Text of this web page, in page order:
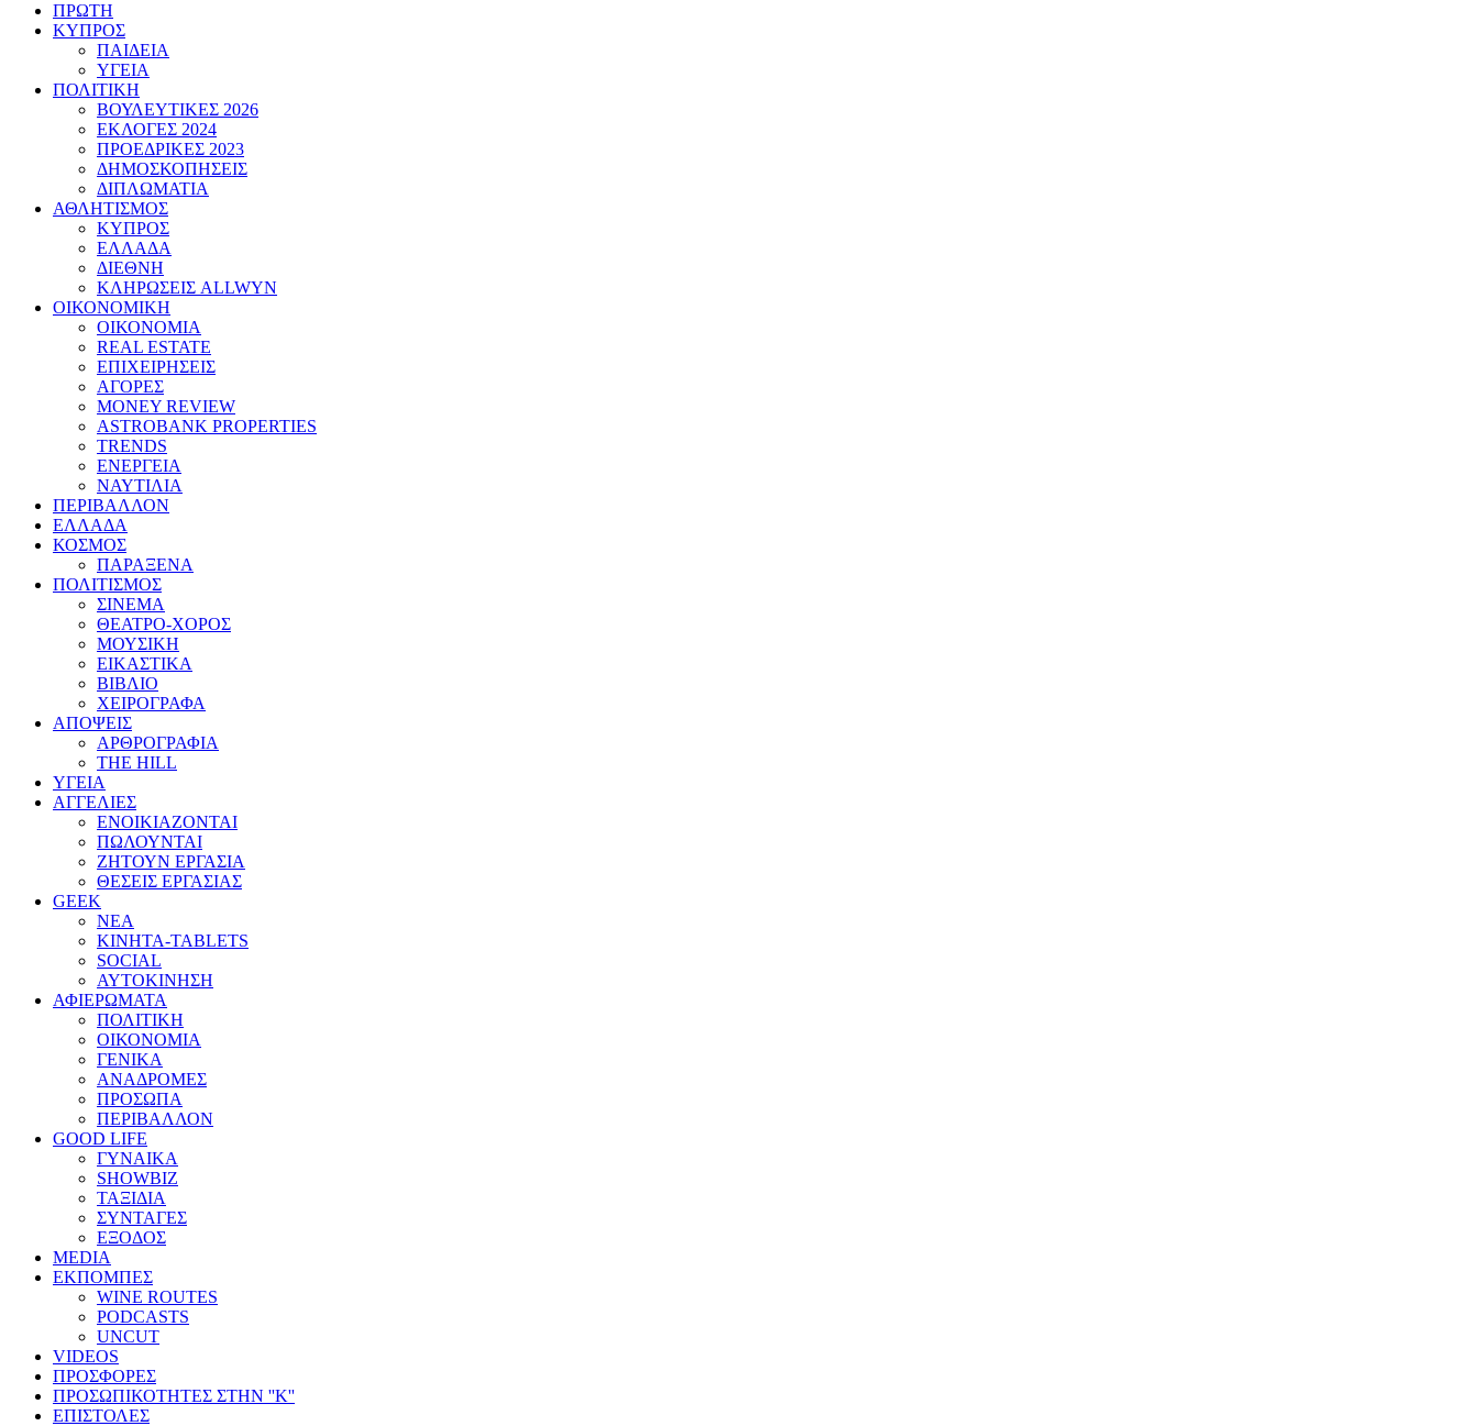
ΠΡΩΤΗ
ΚΥΠΡΟΣ
ΠΑΙΔΕΙΑ
ΥΓΕΙΑ
ΠΟΛΙΤΙΚΗ
ΒΟΥΛΕΥΤΙΚΕΣ 2026
ΕΚΛΟΓΕΣ 2024
ΠΡΟΕΔΡΙΚΕΣ 2023
ΔΗΜΟΣΚΟΠΗΣΕΙΣ
ΔΙΠΛΩΜΑΤΙΑ
ΑΘΛΗΤΙΣΜΟΣ
ΚΥΠΡΟΣ
ΕΛΛΑΔΑ
ΔΙΕΘΝΗ
ΚΛΗΡΩΣΕΙΣ ALLWYN
ΟΙΚΟΝΟΜΙΚΗ
ΟΙΚΟΝΟΜΙΑ
REAL ESTATE
ΕΠΙΧΕΙΡΗΣΕΙΣ
ΑΓΟΡΕΣ
MONEY REVIEW
ASTROBANK PROPERTIES
TRENDS
ΕΝΕΡΓΕΙΑ
ΝΑΥΤΙΛΙΑ
ΠΕΡΙΒΑΛΛΟΝ
ΕΛΛΑΔΑ
ΚΟΣΜΟΣ
ΠΑΡΑΞΕΝΑ
ΠΟΛΙΤΙΣΜΟΣ
ΣΙΝΕΜΑ
ΘΕΑΤΡΟ-ΧΟΡΟΣ
ΜΟΥΣΙΚΗ
ΕΙΚΑΣΤΙΚΑ
ΒΙΒΛΙΟ
ΧΕΙΡΟΓΡΑΦΑ
ΑΠΟΨΕΙΣ
ΑΡΘΡΟΓΡΑΦΙΑ
THE HILL
ΥΓΕΙΑ
ΑΓΓΕΛΙΕΣ
ΕΝΟΙΚΙΑΖΟΝΤΑΙ
ΠΩΛΟΥΝΤΑΙ
ΖΗΤΟΥΝ ΕΡΓΑΣΙΑ
ΘΕΣΕΙΣ ΕΡΓΑΣΙΑΣ
GEEK
ΝΕΑ
ΚΙΝΗΤΑ-TABLETS
SOCIAL
ΑΥΤΟΚΙΝΗΣΗ
ΑΦΙΕΡΩΜΑΤΑ
ΠΟΛΙΤΙΚΗ
ΟΙΚΟΝΟΜΙΑ
ΓΕΝΙΚΑ
ΑΝΑΔΡΟΜΕΣ
ΠΡΟΣΩΠΑ
ΠΕΡΙΒΑΛΛΟΝ
GOOD LIFE
ΓΥΝΑΙΚΑ
SHOWBIZ
ΤΑΞΙΔΙΑ
ΣΥΝΤΑΓΕΣ
ΕΞΟΔΟΣ
MEDIA
ΕΚΠΟΜΠΕΣ
WINE ROUTES
PODCASTS
UNCUT
VIDEOS
ΠΡΟΣΦΟΡΕΣ
ΠΡΟΣΩΠΙΚΟΤΗΤΕΣ ΣΤΗΝ ''Κ''
ΕΠΙΣΤΟΛΕΣ